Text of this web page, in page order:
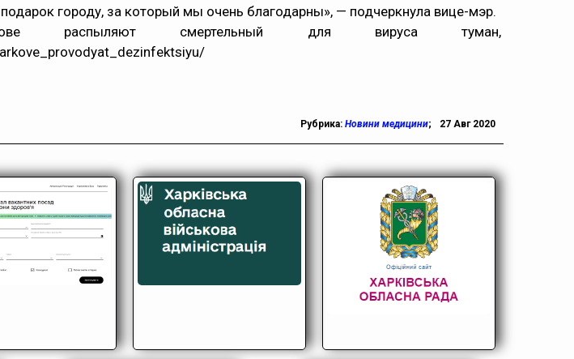
городу, за который мы очень благодарны», — подчеркнула вице-мэр.
распыляют смертельный для вируса туман,
Рубрика: Новини медицини; 27 Авг 2020